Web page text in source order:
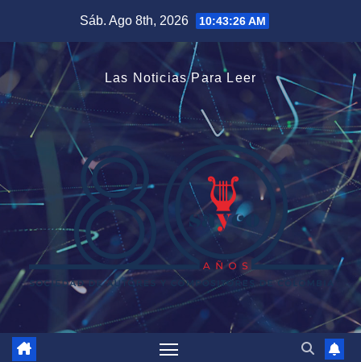
contenido
Sáb. Ago 8th, 2026 10:43:26 AM
Las Noticias Para Leer